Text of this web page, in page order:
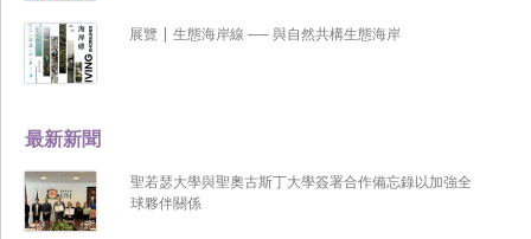
最新新聞
聖若瑟大學與聖奧古斯丁大學簽署合作備忘錄以加強全
球夥伴關係
展覽 | 生態海岸線 ── 與自然共構生態海岸